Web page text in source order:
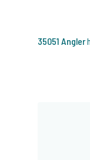
35051 Angler